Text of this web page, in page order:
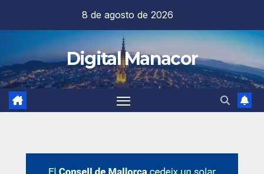
contenido
8 de agosto de 2026
Digital Manacor